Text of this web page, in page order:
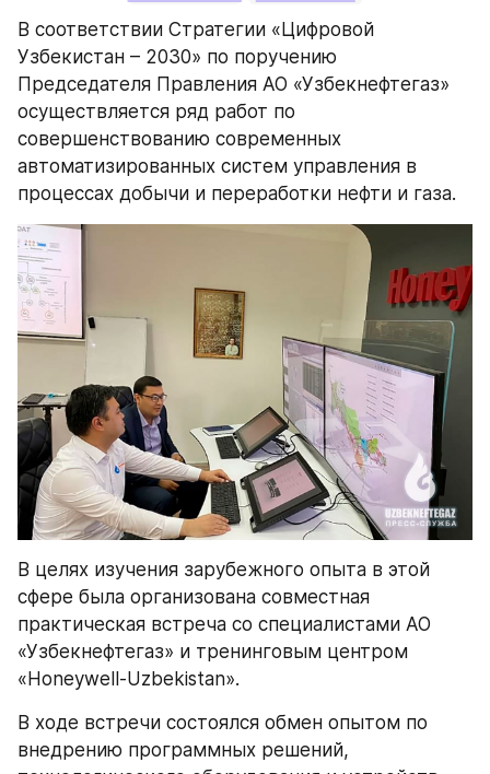
В соответствии Стратегии «Цифровой
Узбекистан – 2030» по поручению
Председателя Правления АО «Узбекнефтегаз»
осуществляется ряд работ по
совершенствованию современных
автоматизированных систем управления в
процессах добычи и переработки нефти и газа.
В целях изучения зарубежного опыта в этой
сфере была организована совместная
практическая встреча со специалистами АО
«Узбекнефтегаз» и тренинговым центром
«Honeywell-Uzbekistan».
В ходе встречи состоялся обмен опытом по
внедрению программных решений,